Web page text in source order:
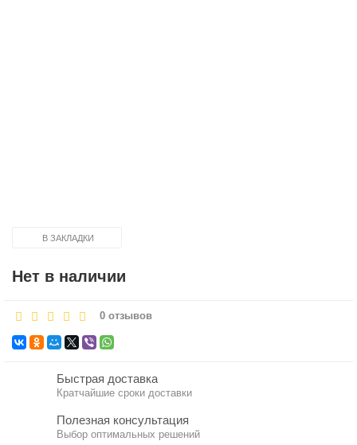
В ЗАКЛАДКИ
Нет в наличии
0 отзывов
Быстрая доставка
Кратчайшие сроки доставки
Полезная консультация
Выбор оптимальных решений